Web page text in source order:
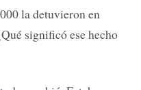
la detuvieron en
significó ese hecho